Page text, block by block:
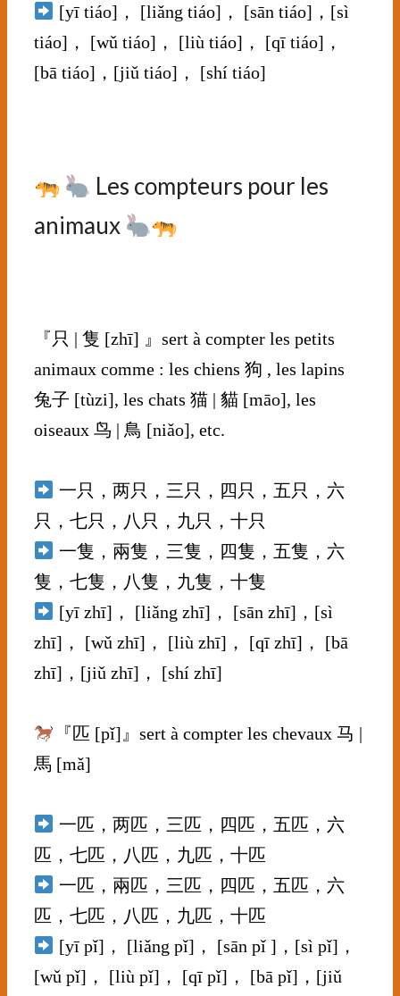
[yī tiáo]， [liǎng tiáo]， [sān tiáo]，[sì
tiáo]， [wǔ tiáo]， [liù tiáo]， [qī tiáo]，
[bā tiáo]，[jiǔ tiáo]， [shí tiáo]
Les compteurs pour les
animaux
『只 | 隻 [zhī] 』sert à compter les petits
animaux comme : les chiens 狗 , les lapins
兔子 [tùzi], les chats 猫 | 貓 [māo], les
oiseaux 鸟 | 鳥 [niǎo], etc.
一只，两只，三只，四只，五只，六
只，七只，八只，九只，十只
一隻，兩隻，三隻，四隻，五隻，六
隻，七隻，八隻，九隻，十隻
[yī zhī]， [liǎng zhī]， [sān zhī]，[sì
zhī]， [wǔ zhī]， [liù zhī]， [qī zhī]， [bā
zhī]，[jiǔ zhī]， [shí zhī]
『匹 [pǐ]』sert à compter les chevaux 马 |
馬 [mǎ]
一匹，两匹，三匹，四匹，五匹，六
匹，七匹，八匹，九匹，十匹
一匹，兩匹，三匹，四匹，五匹，六
匹，七匹，八匹，九匹，十匹
[yī pǐ]， [liǎng pǐ]， [sān pǐ ]，[sì pǐ]，
[wǔ pǐ]， [liù pǐ]， [qī pǐ]， [bā pǐ]，[jiǔ